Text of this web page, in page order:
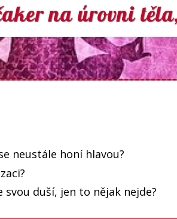
na úrovni
neustále honí hlavou?
duší, jen to nějak nejde?